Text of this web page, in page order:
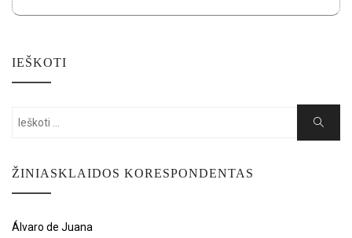
IEŠKOTI
Search
Search
ŽINIASKLAIDOS KORESPONDENTAS
Álvaro de Juana